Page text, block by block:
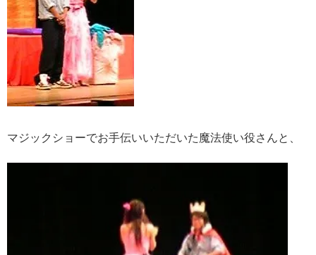
マジックショーでお手伝いいただいた魔法使い役さんと、